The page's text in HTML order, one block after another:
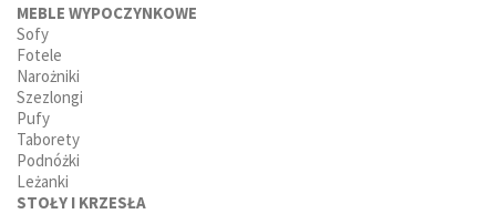
MEBLE WYPOCZYNKOWE
Sofy
Fotele
Narożniki
Szezlongi
Pufy
Taborety
Podnóżki
Leżanki
STOŁY I KRZESŁA